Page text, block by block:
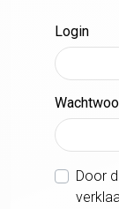
Login
Door